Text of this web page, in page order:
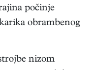
počinje
obrambenog
nizom